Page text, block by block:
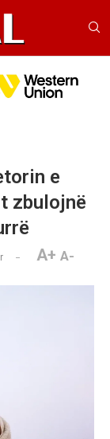
e
zbulojnë
A+ A-